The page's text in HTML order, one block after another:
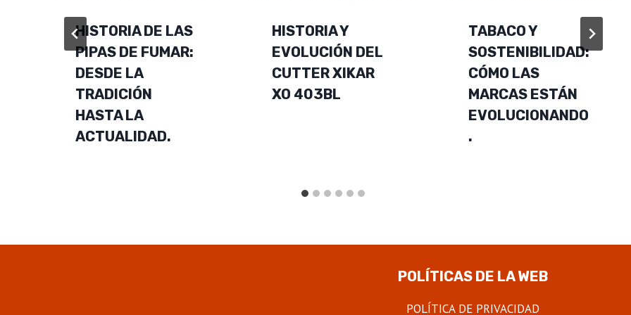
HISTORIA DE LAS
PIPAS DE FUMAR:
DESDE LA
TRADICIÓN
HASTA LA
ACTUALIDAD.
HISTORIA Y
EVOLUCIÓN DEL
CUTTER XIKAR
XO 403BL
TABACO Y
SOSTENIBILIDAD:
CÓMO LAS
MARCAS ESTÁN
EVOLUCIONANDO
.
POLÍTICAS DE LA WEB
POLÍTICA DE PRIVACIDAD